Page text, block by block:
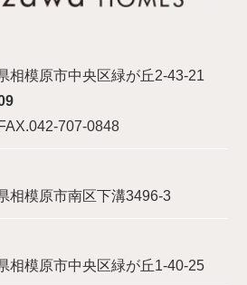
模原市中央区緑が丘2-43-21
707-0848
模原市南区下溝3496-3
模原市中央区緑が丘1-40-25